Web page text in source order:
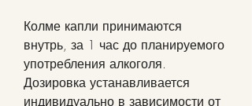
Колме капли принимаются
внутрь, за 1 час до планируемого
употребления алкоголя.
Дозировка устанавливается
индивидуально в зависимости от